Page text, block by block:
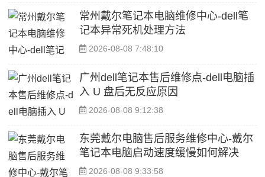
常州戴尔笔记本电脑维修中心-dell笔
记本异常死机处理方法
2026-08-08 7:48:10
广州dell笔记本售后维修点-dell电脑插
入 U 盘后无反应原因
2026-08-08 9:12:38
东莞戴尔电脑售后服务维修中心-戴尔
笔记本电脑启动速度缓慢如何解决
2026-08-08 9:33:58